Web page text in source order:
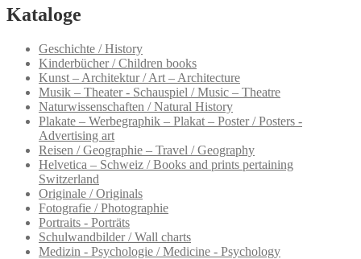
Kataloge
Geschichte / History
Kinderbücher / Children books
Kunst – Architektur / Art – Architecture
Musik – Theater - Schauspiel / Music – Theatre
Naturwissenschaften / Natural History
Plakate – Werbegraphik – Plakat – Poster / Posters -
Advertising art
Reisen / Geographie – Travel / Geography
Helvetica – Schweiz / Books and prints pertaining
Switzerland
Originale / Originals
Fotografie / Photographie
Portraits - Porträts
Schulwandbilder / Wall charts
Medizin - Psychologie / Medicine - Psychology